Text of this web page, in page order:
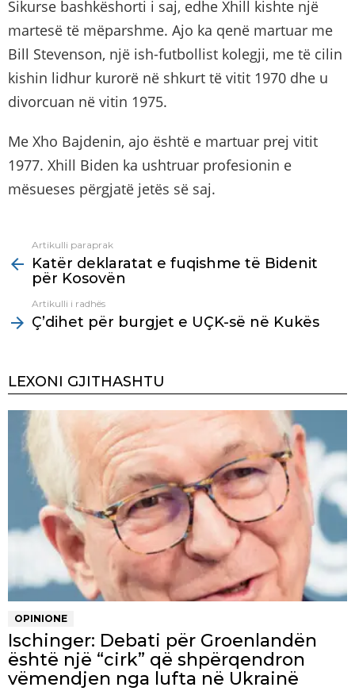
Sikurse bashkëshorti i saj, edhe Xhill kishte një
martesë të mëparshme. Ajo ka qenë martuar me
Bill Stevenson, një ish-futbollist kolegji, me të cilin
kishin lidhur kurorë në shkurt të vitit 1970 dhe u
divorcuan në vitin 1975.
Me Xho Bajdenin, ajo është e martuar prej vitit
1977. Xhill Biden ka ushtruar profesionin e
mësueses përgjatë jetës së saj.
more
Artikulli paraprak
Katër deklaratat e fuqishme të Bidenit
për Kosovën
Artikulli i radhës
Ç’dihet për burgjet e UÇK-së në Kukës
LEXONI GJITHASHTU
OPINIONE
Ischinger: Debati për Groenlandën
është një “cirk” që shpërqendron
vëmendjen nga lufta në Ukrainë